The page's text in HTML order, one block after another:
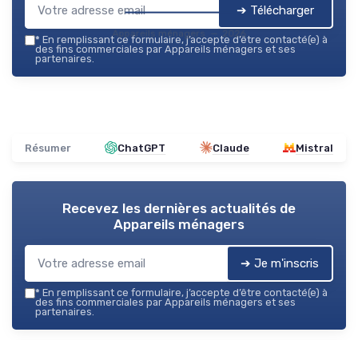
Appareils ménagers — 2026
➔ Télécharger
* En remplissant ce formulaire, j’accepte d’être contacté(e) à
des fins commerciales par Appareils ménagers et ses
partenaires.
Résumer ChatGPT Claude Mistral
Recevez les dernières actualités de
Appareils ménagers
➔ Je m'inscris
* En remplissant ce formulaire, j’accepte d’être contacté(e) à
des fins commerciales par Appareils ménagers et ses
partenaires.